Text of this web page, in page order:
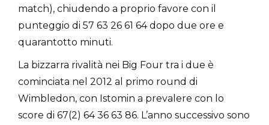
match), chiudendo a proprio favore con il
punteggio di 57 63 26 61 64 dopo due ore e
quarantotto minuti.
La bizzarra rivalità nei Big Four tra i due è
cominciata nel 2012 al primo round di
Wimbledon, con Istomin a prevalere con lo
score di 67(2) 64 36 63 86. L’anno successivo sono